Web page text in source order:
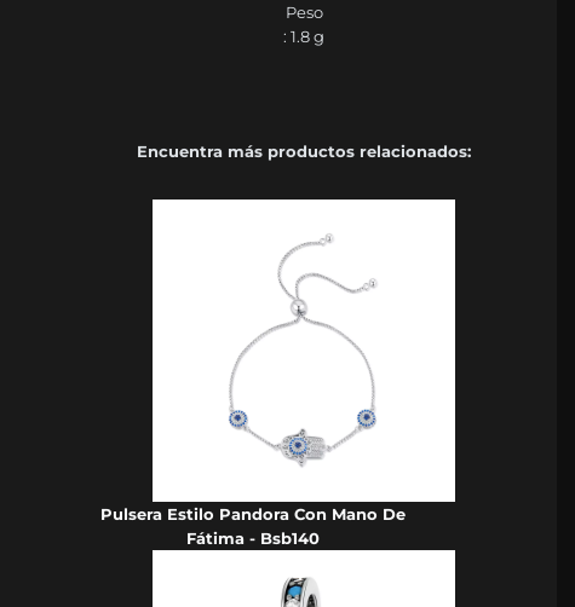
Peso
: 1.8 g
Encuentra más productos relacionados:
Pulsera Estilo Pandora Con Mano De
Fátima - Bsb140